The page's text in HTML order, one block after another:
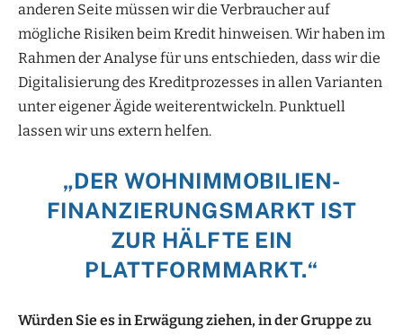
anderen Seite müssen wir die Verbraucher auf
mögliche Risiken beim Kredit hinweisen. Wir haben im
Rahmen der Analyse für uns entschieden, dass wir die
Digitalisierung des Kreditprozesses in allen Varianten
unter eigener Ägide weiterentwickeln. Punktuell
lassen wir uns extern helfen.
„DER WOHNIMMOBILIEN­
FINANZIERUNGSMARKT IST
ZUR HÄLFTE EIN
PLATTFORMMARKT.“
Würden Sie es in Erwägung ziehen, in der Gruppe zu